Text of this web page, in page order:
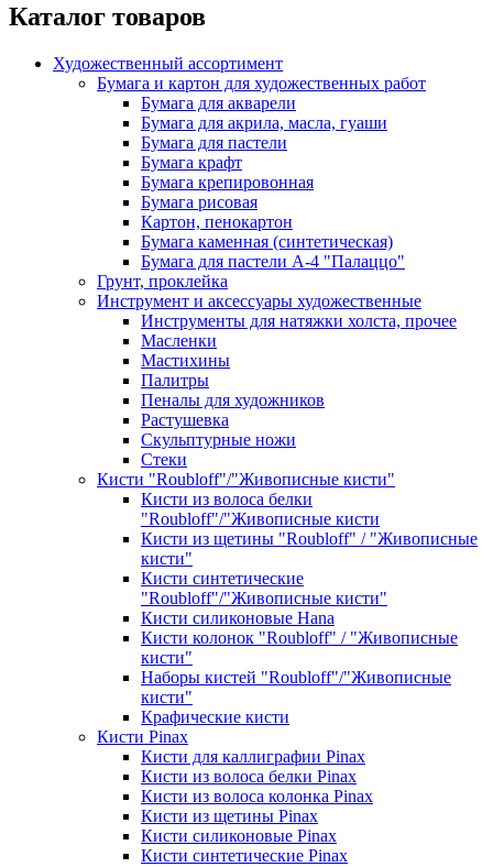
Каталог товаров
Художественный ассортимент
Бумага и картон для художественных работ
Бумага для акварели
Бумага для акрила, масла, гуаши
Бумага для пастели
Бумага крафт
Бумага крепировонная
Бумага рисовая
Картон, пенокартон
Бумага каменная (синтетическая)
Бумага для пастели А-4 "Палаццо"
Грунт, проклейка
Инструмент и аксессуары художественные
Инструменты для натяжки холста, прочее
Масленки
Мастихины
Палитры
Пеналы для художников
Растушевка
Скульптурные ножи
Стеки
Кисти "Roubloff"/"Живописные кисти"
Кисти из волоса белки
"Roubloff"/"Живописные кисти
Кисти из щетины "Roubloff" / "Живописные
кисти"
Кисти синтетические
"Roubloff"/"Живописные кисти"
Кисти силиконовые Hana
Кисти колонок "Roubloff" / "Живописные
кисти"
Наборы кистей "Roubloff"/"Живописные
кисти"
Крафические кисти
Кисти Pinax
Кисти для каллиграфии Pinax
Кисти из волоса белки Pinax
Кисти из волоса колонка Pinax
Кисти из щетины Pinax
Кисти силиконовые Pinax
Кисти синтетические Pinax